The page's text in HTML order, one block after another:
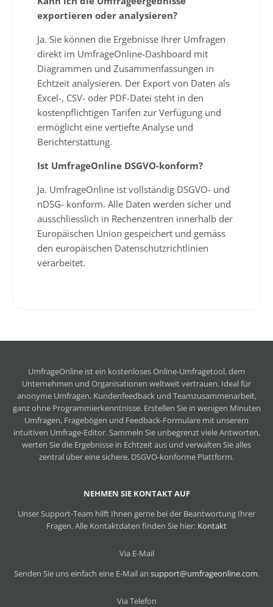
exportieren oder analysieren?
Ja. Sie können die Ergebnisse Ihrer Umfragen
direkt im UmfrageOnline-Dashboard mit
Diagrammen und Zusammenfassungen in
Echtzeit analysieren. Der Export von Daten als
Excel-, CSV- oder PDF-Datei steht in den
kostenpflichtigen Tarifen zur Verfügung und
ermöglicht eine vertiefte Analyse und
Berichterstattung.
Ist UmfrageOnline DSGVO-konform?
Ja. UmfrageOnline ist vollständig DSGVO- und
nDSG- konform. Alle Daten werden sicher und
ausschliesslich in Rechenzentren innerhalb der
Europäischen Union gespeichert und gemäss
den europäischen Datenschutzrichtlinien
verarbeitet.
UmfrageOnline ist ein kostenloses Online-Umfragetool, dem
Unternehmen und Organisationen weltweit vertrauen. Ideal für
anonyme Umfragen, Kundenfeedback und Teamzusammenarbeit,
ganz ohne Programmierkenntnisse. Erstellen Sie in wenigen Minuten
Umfragen, Fragebögen und Feedback-Formulare mit unserem
intuitiven Umfrage-Editor. Sammeln Sie unbegrenzt viele Antworten,
werten Sie die Ergebnisse in Echtzeit aus und verwalten Sie alles
zentral über eine sichere, DSGVO-konforme Plattform.
NEHMEN SIE KONTAKT AUF
Unser Support-Team hilft Ihnen gerne bei der Beantwortung Ihrer
Fragen. Alle Kontaktdaten finden Sie hier: Kontakt
Via E-Mail
Senden Sie uns einfach eine E-Mail an support@umfrageonline.com.
Via Telefon